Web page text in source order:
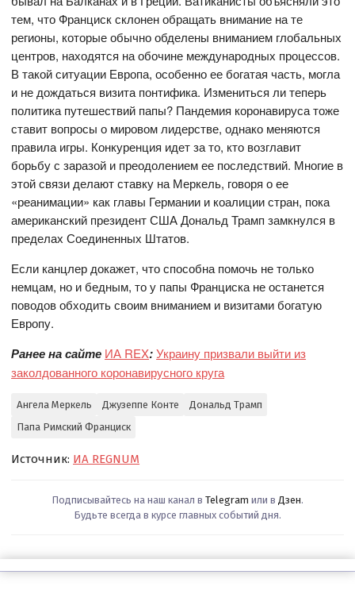
тем, что Франциск склонен обращать внимание на те
регионы, которые обычно обделены вниманием глобальных
центров, находятся на обочине международных процессов.
В такой ситуации Европа, особенно ее богатая часть, могла
и не дождаться визита понтифика. Измениться ли теперь
политика путешествий папы? Пандемия коронавируса тоже
ставит вопросы о мировом лидерстве, однако меняются
правила игры. Конкуренция идет за то, кто возглавит
борьбу с заразой и преодолением ее последствий. Многие в
этой связи делают ставку на Меркель, говоря о ее
«реанимации» как главы Германии и коалиции стран, пока
американский президент США Дональд Трамп замкнулся в
пределах Соединенных Штатов.
Если канцлер докажет, что способна помочь не только
немцам, но и бедным, то у папы Франциска не останется
поводов обходить своим вниманием и визитами богатую
Европу.
Ранее на сайте ИА REX:Украину призвали выйти из
заколдованного коронавирусного круга
Ангела Меркель Джузеппе Конте
Дональд Трамп
Папа Римский Франциск
Источник: ИА REGNUM
Подписывайтесь на наш канал в Telegram или в Дзен.
Будьте всегда в курсе главных событий дня.